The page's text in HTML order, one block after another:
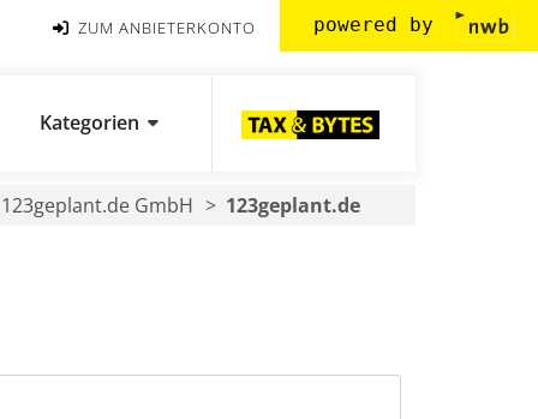
ZUM ANBIETERKONTO powered by
Kategorien
123geplant.de GmbH 123geplant.de